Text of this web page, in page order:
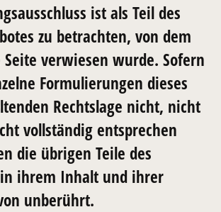
ist als Teil des
zu betrachten, von dem
verwiesen wurde. Sofern
Formulierungen dieses
Rechtslage nicht, nicht
vollständig entsprechen
die übrigen Teile des
ihrem Inhalt und ihrer
unberührt.